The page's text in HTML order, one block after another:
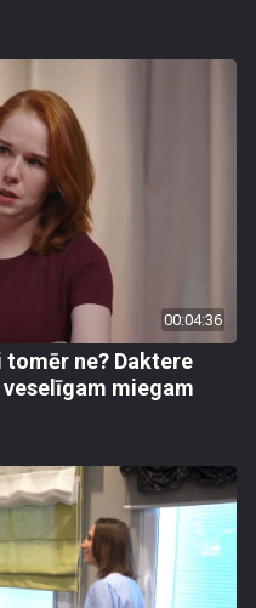
00:04:36
ne? Daktere
miegam